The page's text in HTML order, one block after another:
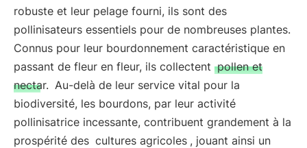
robuste et leur pelage fourni, ils sont des
pollinisateurs essentiels pour de nombreuses plantes.
Connus pour leur bourdonnement caractéristique en
passant de fleur en fleur, ils collectent pollen et
nectar. Au-delà de leur service vital pour la
biodiversité, les bourdons, par leur activité
pollinisatrice incessante, contribuent grandement à la
prospérité des cultures agricoles , jouant ainsi un